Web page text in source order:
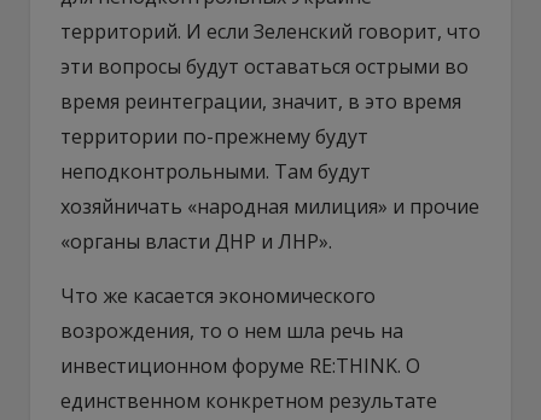
территорий. И если Зеленский говорит, что
эти вопросы будут оставаться острыми во
время реинтеграции, значит, в это время
территории по-прежнему будут
неподконтрольными. Там будут
хозяйничать «народная милиция» и прочие
«органы власти ДНР и ЛНР».
Что же касается экономического
возрождения, то о нем шла речь на
инвестиционном форуме RE:THINK. О
единственном конкретном результате